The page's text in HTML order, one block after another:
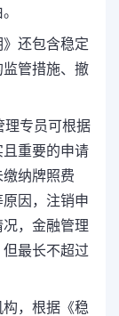
》还包含稳定
管措施、撤
理专员可根据
重要的申请
纳牌照费
因，注销申
，金融管理
最长不超过
，根据《稳